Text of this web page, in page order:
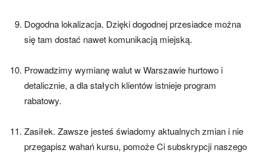
Dogodna lokalizacja. Dzięki dogodnej przesiadce można
się tam dostać nawet komunikacją miejską.
Prowadzimy wymianę walut w Warszawie hurtowo i
detalicznie, a dla stałych klientów istnieje program
rabatowy.
Zasiłek. Zawsze jesteś świadomy aktualnych zmian i nie
przegapisz wahań kursu, pomoże Ci subskrypcji naszego